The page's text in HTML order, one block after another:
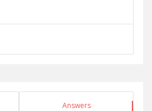
Answers